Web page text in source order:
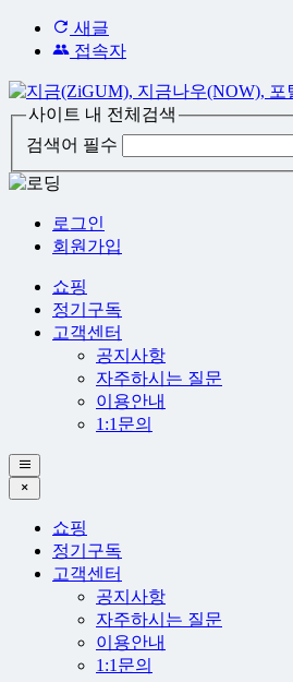
새글
접속자
사이트 내 전체검색
검색어 필수
로그인
회원가입
쇼핑
정기구독
고객센터
공지사항
자주하시는 질문
이용안내
1:1문의
쇼핑
정기구독
고객센터
공지사항
자주하시는 질문
이용안내
1:1문의